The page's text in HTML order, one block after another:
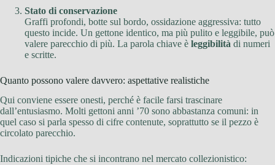
Stato di conservazione
Graffi profondi, botte sul bordo, ossidazione aggressiva: tutto
questo incide. Un gettone identico, ma più pulito e leggibile, può
valere parecchio di più. La parola chiave è leggibilità di numeri
e scritte.
Quanto possono valere davvero: aspettative realistiche
Qui conviene essere onesti, perché è facile farsi trascinare
dall’entusiasmo. Molti gettoni anni ’70 sono abbastanza comuni: in
quel caso si parla spesso di cifre contenute, soprattutto se il pezzo è
circolato parecchio.
Indicazioni tipiche che si incontrano nel mercato collezionistico: